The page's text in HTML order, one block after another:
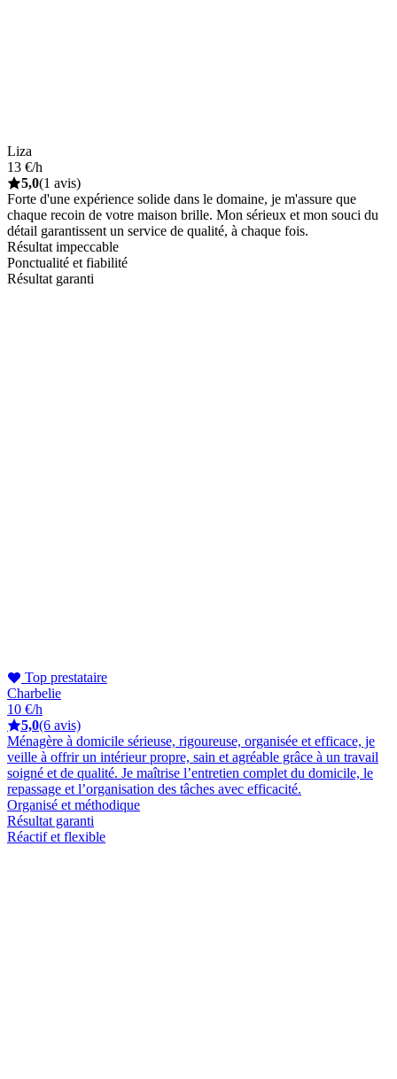
Liza
13 €/h
5,0(1 avis)
Forte d'une expérience solide dans le domaine, je m'assure que
chaque recoin de votre maison brille. Mon sérieux et mon souci du
détail garantissent un service de qualité, à chaque fois.
Résultat impeccable
Ponctualité et fiabilité
Résultat garanti
Top prestataire
Charbelie
10 €/h
5,0(6 avis)
Ménagère à domicile sérieuse, rigoureuse, organisée et efficace, je
veille à offrir un intérieur propre, sain et agréable grâce à un travail
soigné et de qualité. Je maîtrise l’entretien complet du domicile, le
repassage et l’organisation des tâches avec efficacité.
Organisé et méthodique
Résultat garanti
Réactif et flexible